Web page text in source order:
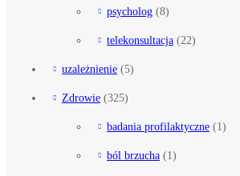
psycholog (8)
telekonsultacja (22)
uzależnienie (5)
Zdrowie (325)
badania profilaktyczne (1)
ból brzucha (1)